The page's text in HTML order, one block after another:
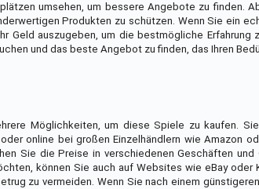
umsehen, um bessere Angebote zu finden.
Produkten zu schützen. Wenn Sie ein
auszugeben, um die bestmögliche Erfahrung
und das beste Angebot zu finden, das Ihren
Möglichkeiten, um diese Spiele zu kaufen.
online bei großen Einzelhändlern wie Amazon
Sie die Preise in verschiedenen Geschäften und
können Sie auch auf Websites wie eBay oder
zu vermeiden. Wenn Sie nach einem